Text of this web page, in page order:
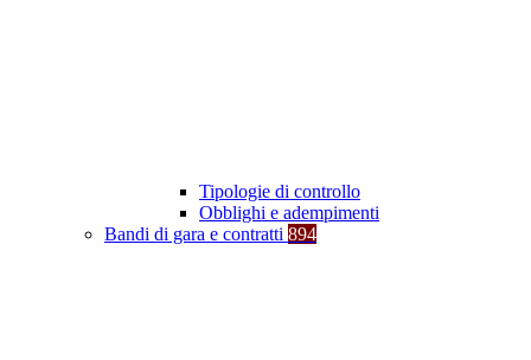
Tipologie di controllo
Obblighi e adempimenti
Bandi di gara e contratti 894